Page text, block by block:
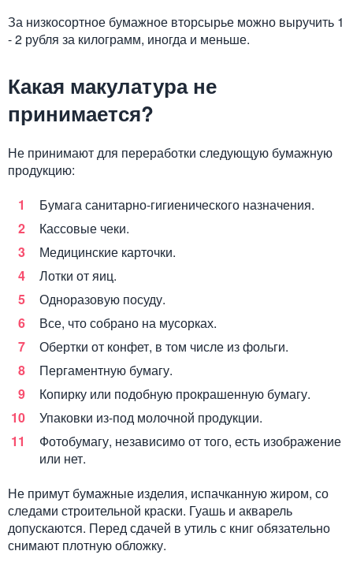
За низкосортное бумажное вторсырье можно выручить 1
- 2 рубля за килограмм, иногда и меньше.
Какая макулатура не
принимается?
Не принимают для переработки следующую бумажную
продукцию:
Бумага санитарно-гигиенического назначения.
Кассовые чеки.
Медицинские карточки.
Лотки от яиц.
Одноразовую посуду.
Все, что собрано на мусорках.
Обертки от конфет, в том числе из фольги.
Пергаментную бумагу.
Копирку или подобную прокрашенную бумагу.
Упаковки из-под молочной продукции.
Фотобумагу, независимо от того, есть изображение
или нет.
Не примут бумажные изделия, испачканную жиром, со
следами строительной краски. Гуашь и акварель
допускаются. Перед сдачей в утиль с книг обязательно
снимают плотную обложку.